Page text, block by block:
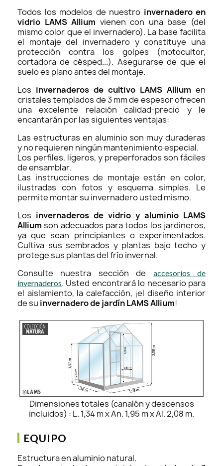
Todos los modelos de nuestro invernadero en
vidrio LAMS Allium vienen con una base (del
mismo color que el invernadero). La base facilita
el montaje del invernadero y constituye una
protección contra los golpes (motocultor,
cortadora de césped...). Asegurarse de que el
suelo es plano antes del montaje.
Los invernaderos de cultivo LAMS Allium en
cristales templados de 3 mm de espesor ofrecen
una excelente relación calidad-precio y le
encantarán por las siguientes ventajas:
Las estructuras en aluminio son muy duraderas
y no requieren ningún mantenimiento especial.
Los perfiles, ligeros, y preperforados son fáciles
de ensamblar.
Las instrucciones de montaje están en color,
ilustradas con fotos y esquema simples. Le
permite montar su invernadero usted mismo.
Los invernaderos de vidrio y aluminio LAMS
Allium son adecuados para todos los jardineros,
ya que sean principiantes o experimentados.
Cultiva sus sembrados y plantas bajo techo y
protege sus plantas del frío invernal.
Consulte nuestra sección de accesorios de
invernaderos. Usted encontrará lo necesario para
el aislamiento, la calefacción, ¡el diseño interior
de su invernadero de jardín LAMS Allium!
Dimensiones totales (canalón y descensos
incluidos) : L. 1,34 m x An. 1,95 m x Al. 2,08 m.
EQUIPO
Estructura en aluminio natural.